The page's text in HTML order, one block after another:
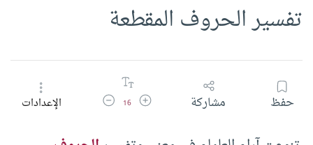
تفسير الحروف المقطعة
حفظ مشاركة زيادة حجم الخط
16 تقليل حجم الخطالإعدادات